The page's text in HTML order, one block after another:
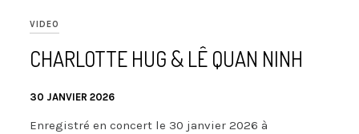
VIDEO
CHARLOTTE HUG & LÊ QUAN NINH
30 JANVIER 2026
Enregistré en concert le 30 janvier 2026 à